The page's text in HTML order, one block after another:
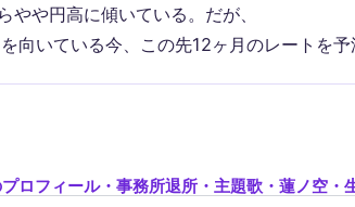
や円高に傾いている。だが、
向いている今、この先12ヶ月のレートを予
ロフィール・事務所退所・主題歌・蓮ノ空・